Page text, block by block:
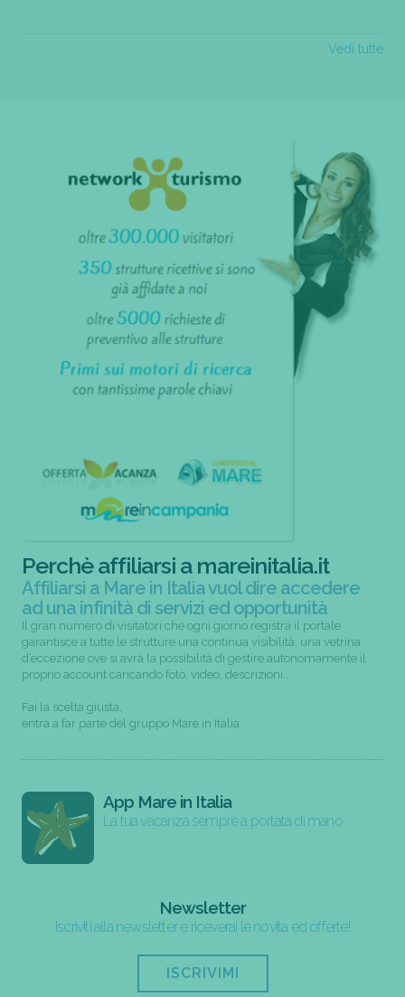
Vedi tutte
Perchè affiliarsi a mareinitalia.it
Affiliarsi a Mare in Italia vuol dire accedere
ad una infinità di servizi ed opportunità
Il gran numero di visitatori che ogni giorno registra il portale
garantisce a tutte le strutture una continua visibilità; una vetrina
d’eccezione ove si avrà la possibilità di gestire autonomamente il
proprio account caricando foto, video, descrizioni...
Fai la scelta giusta,
entra a far parte del gruppo Mare in Italia
App Mare in Italia
La tua vacanza sempre a portata di mano
Newsletter
Iscriviti alla newsletter e riceverai le novità ed offerte!
ISCRIVIMI